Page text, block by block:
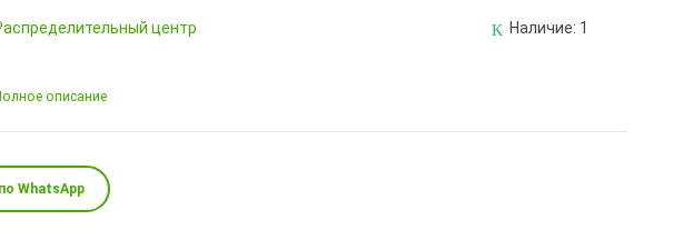
центр Наличие: 1
описание
WhatsApp